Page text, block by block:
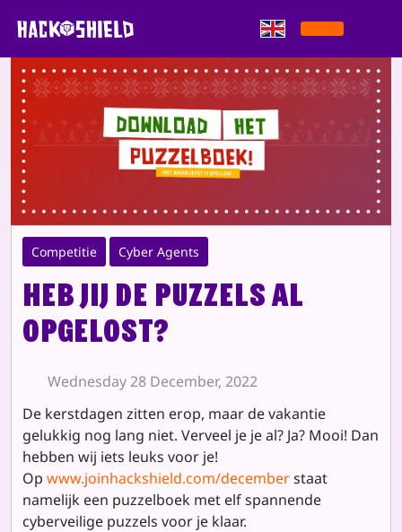
Competitie Cyber Agents
Heb jij de puzzels al
opgelost?
Wednesday 28 December, 2022
De kerstdagen zitten erop, maar de vakantie
gelukkig nog lang niet. Verveel je je al? Ja? Mooi! Dan
hebben wij iets leuks voor je!
Op www.joinhackshield.com/decemberstaat
namelijk een puzzelboek met elf spannende
cyberveilige puzzels voor je klaar.